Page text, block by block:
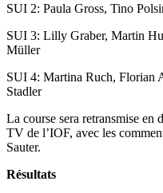
SUI 2: Paula Gross, Tino
SUI 3: Lilly Graber, Martin
Müller
SUI 4: Martina Ruch, Florian
Stadler
La course sera retransmise en
TV de l’IOF, avec les
Sauter.
Résultats